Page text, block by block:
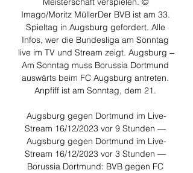
Imago/Moritz MüllerDer BVB ist am 33.
Spieltag in Augsburg gefordert. Alle
Infos, wer die Bundesliga am Sonntag
live im TV und Stream zeigt. Augsburg ‒
Am Sonntag muss Borussia Dortmund
auswärts beim FC Augsburg antreten.
Anpfiff ist am Sonntag, dem 21.
Augsburg gegen Dortmund im Live-
Stream 16/12/2023 vor 9 Stunden —
Augsburg gegen Dortmund im Live-
Stream 16/12/2023 vor 3 Stunden —
Borussia Dortmund: BVB gegen FC